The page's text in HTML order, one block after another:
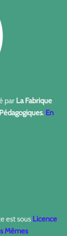
par La Fabrique
. En
est sous Licence
Mêmes